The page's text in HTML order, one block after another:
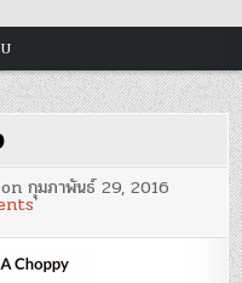
กุมภาพันธ์ 29, 2016
on